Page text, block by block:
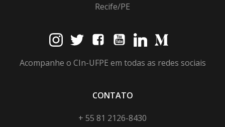
Recife/PE
Acompanhe o CIn-UFPE em todas as redes sociais
CONTATO
+ 55 81 2126-8430